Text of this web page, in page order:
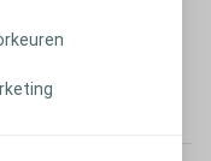
droog